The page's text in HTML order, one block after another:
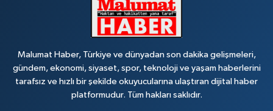
Malumat Haber, Türkiye ve dünyadan son dakika gelişmeleri,
gündem, ekonomi, siyaset, spor, teknoloji ve yaşam haberlerini
tarafsız ve hızlı bir şekilde okuyucularına ulaştıran dijital haber
platformudur. Tüm hakları saklıdır.